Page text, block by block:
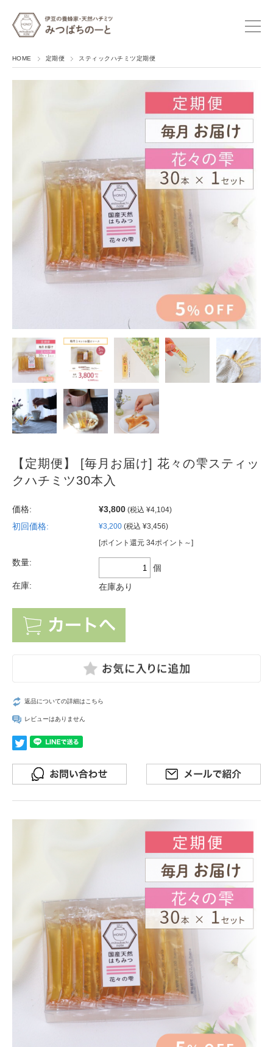
HOME 定期便 スティックハチミツ定期便
【定期便】 [毎月お届け] 花々の雫スティッ
クハチミツ30本入
価格: ¥3,800 (税込 ¥4,104)
初回価格: ¥3,200 (税込 ¥3,456)
[ポイント還元 34ポイント～]
数量:
個
在庫:
在庫あり
返品についての詳細はこちら
レビューはありません